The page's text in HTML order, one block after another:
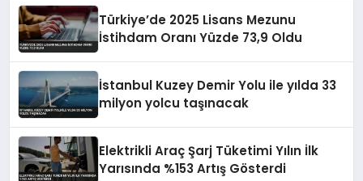
Türkiye’de 2025 Lisans Mezunu
İstihdam Oranı Yüzde 73,9 Oldu
İstanbul Kuzey Demir Yolu ile yılda 33
milyon yolcu taşınacak
Elektrikli Araç Şarj Tüketimi Yılın İlk
Yarısında %153 Artış Gösterdi